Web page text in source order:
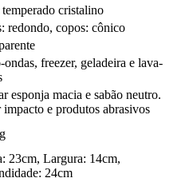
cristalino
redondo, copos: cônico
freezer, geladeira e lava-
esponja macia e sabão neutro.
e produtos abrasivos
23cm, Largura: 14cm,
24cm